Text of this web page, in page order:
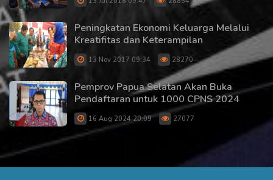
Peningkatan Ekonomi Keluarga Melalui
Kreatifitas dan Keterampilan
13 Nov 2017 09:34 28270
Pemprov Papua Selatan Akan Buka
Pendaftaran untuk 1000 CPNS 2024
16 Aug 2024 20:09 27077